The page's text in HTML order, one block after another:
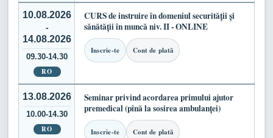
10.08.2026
-
14.08.2026
09.30-14.30
RO
CURS de instruire în domeniul securității și
sănătății în muncă niv. II - ONLINE
Inscrie-te Cont de plată
13.08.2026
10.00-14.30
RO
Seminar privind acordarea primului ajutor
premedical (pînă la sosirea ambulanței)
Inscrie-te Cont de plată